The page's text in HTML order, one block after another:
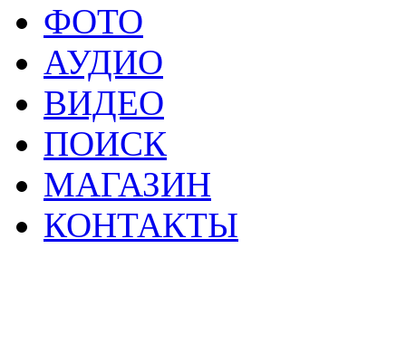
ФОТО
АУДИО
ВИДЕО
ПОИСК
МАГАЗИН
КОНТАКТЫ